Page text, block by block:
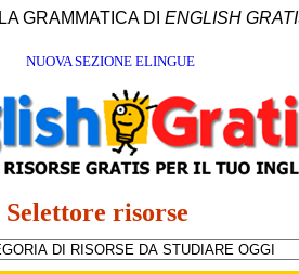
LA GRAMMATICA DI ENGLISH
NUOVA SEZIONE ELINGUE
Selettore risorse